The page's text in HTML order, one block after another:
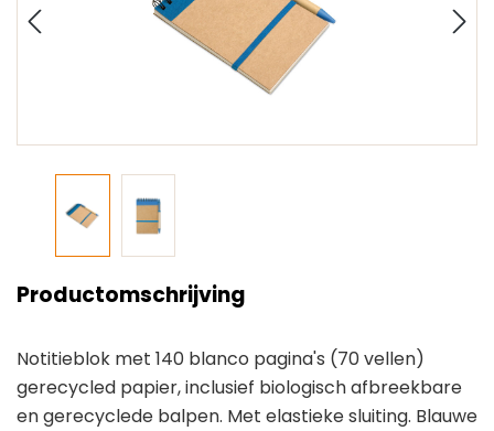
Productomschrijving
Notitieblok met 140 blanco pagina's (70 vellen)
gerecycled papier, inclusief biologisch afbreekbare
en gerecyclede balpen. Met elastieke sluiting. Blauwe